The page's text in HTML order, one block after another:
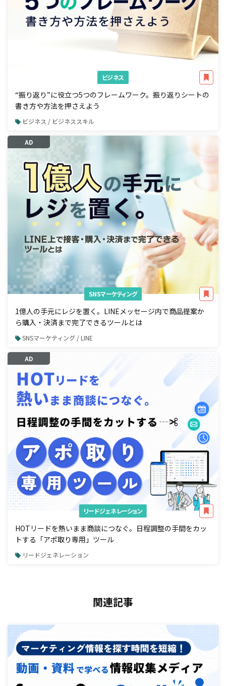
ビジネス
“振り返り”に役立つ5つのフレームワーク。振り返りシートの
書き方や方法を押さえよう
ビジネス / ビジネススキル
AD
SNSマーケティング
1億人の手元にレジを置く。LINEメッセージ内で商品提案か
ら購入・決済まで完了できるツールとは
SNSマーケティング / LINE
AD
リードジェネレーション
HOTリードを熱いまま商談につなぐ。日程調整の手間をカッ
トする「アポ取り専用」ツール
リードジェネレーション
関連記事